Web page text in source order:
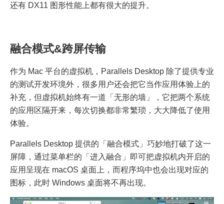
还有 DX11 图形性能上都有很大的提升。
融合模式&跨屏传输
作为 Mac 平台的虚拟机，Parallels Desktop 除了提供专业
的测试开发环境外，很多用户还会把它当作应用体验上的
补充，但虚拟机始终有一道「无形的墙」，它把两个系统
的应用区隔开来，每次切换都非常繁琐，大大降低了使用
体验。
Parallels Desktop 提供的「融合模式」巧妙地打破了这一
屏障，通过菜单栏的「进入融合」即可把虚拟机内开启的
应用呈现在 macOS 桌面上，而程序坞中也会出现对应的
图标，此时 Windows 桌面将不再出现。